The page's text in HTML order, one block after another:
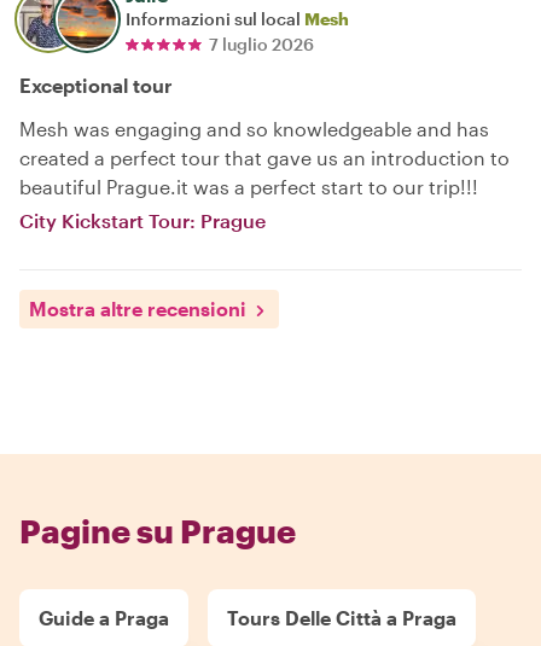
Informazioni sul local Mesh
7 luglio 2026
Exceptional tour
Mesh was engaging and so knowledgeable and has
created a perfect tour that gave us an introduction to
beautiful Prague.it was a perfect start to our trip!!!
City Kickstart Tour: Prague
Mostra altre recensioni
Pagine su Prague
Guide a Praga Tours Delle Città a Praga